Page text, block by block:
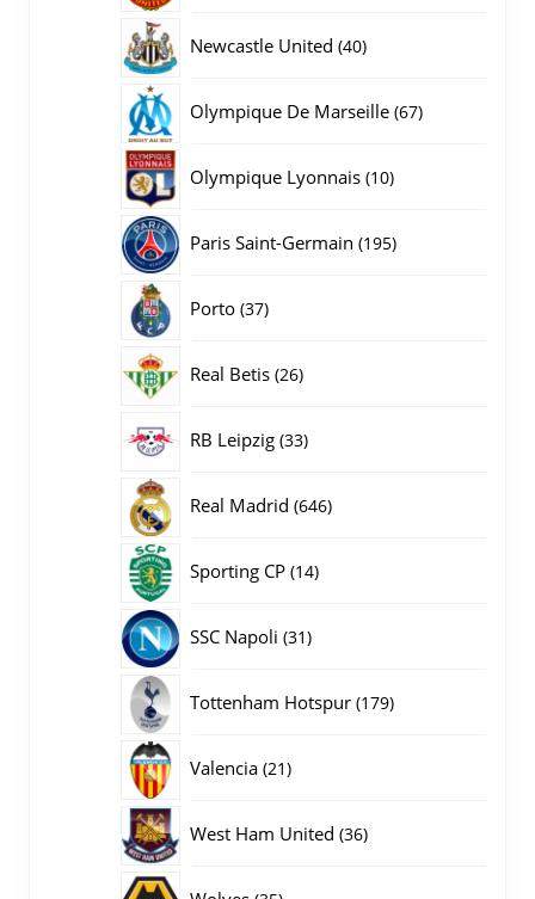
Newcastle United 4040
Olympique De Marseille 6767
Olympique Lyonnais 1010
Paris Saint-Germain 195195
Porto 3737
Real Betis 2626
RB Leipzig 3333
Real Madrid 646646
Sporting CP 1414
SSC Napoli 3131
Tottenham Hotspur 179179
Valencia 2121
West Ham United 3636